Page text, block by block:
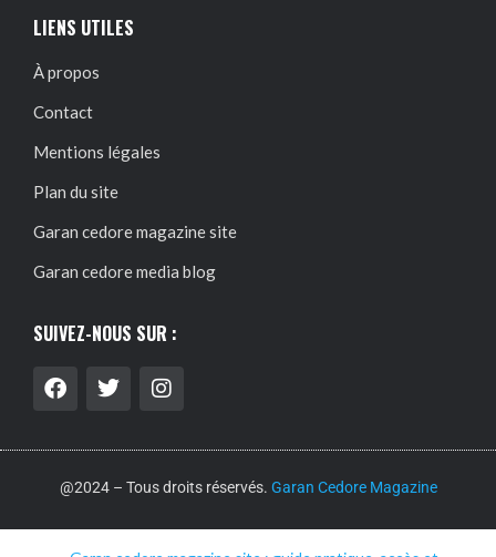
LIENS UTILES
À propos
Contact
Mentions légales
Plan du site
Garan cedore magazine site
Garan cedore media blog
SUIVEZ-NOUS SUR :
@2024 – Tous droits réservés. Garan Cedore Magazine